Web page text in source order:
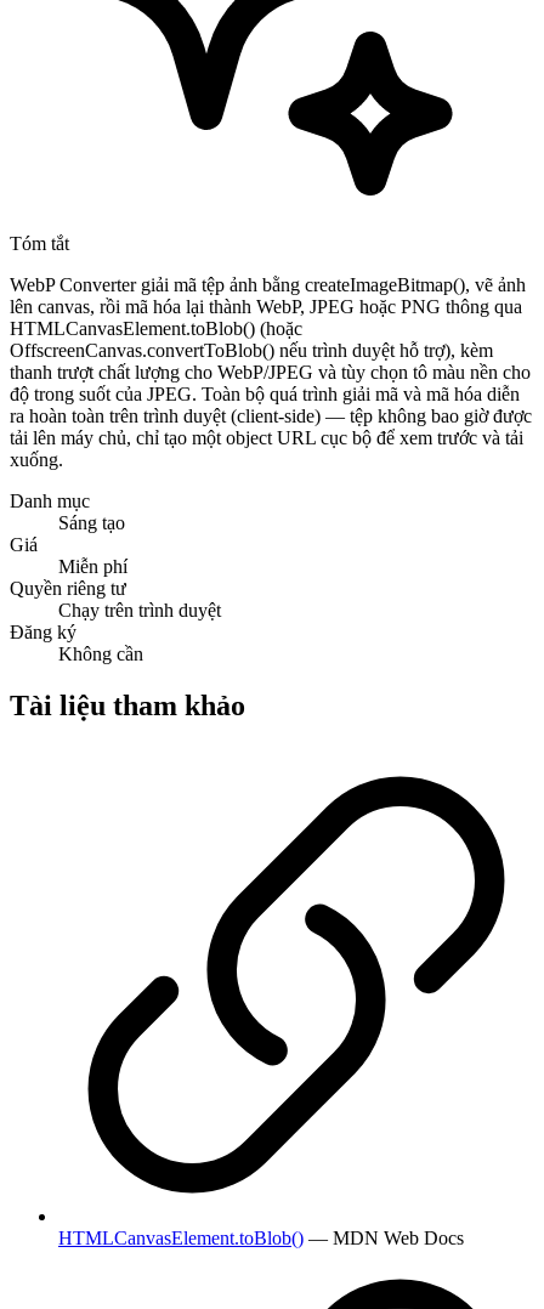
Tóm tắt
WebP Converter giải mã tệp ảnh bằng createImageBitmap(), vẽ ảnh
lên canvas, rồi mã hóa lại thành WebP, JPEG hoặc PNG thông qua
HTMLCanvasElement.toBlob() (hoặc
OffscreenCanvas.convertToBlob() nếu trình duyệt hỗ trợ), kèm
thanh trượt chất lượng cho WebP/JPEG và tùy chọn tô màu nền cho
độ trong suốt của JPEG. Toàn bộ quá trình giải mã và mã hóa diễn
ra hoàn toàn trên trình duyệt (client-side) — tệp không bao giờ được
tải lên máy chủ, chỉ tạo một object URL cục bộ để xem trước và tải
xuống.
Danh mục
Sáng tạo
Giá
Miễn phí
Quyền riêng tư
Chạy trên trình duyệt
Đăng ký
Không cần
Tài liệu tham khảo
HTMLCanvasElement.toBlob() — MDN Web Docs